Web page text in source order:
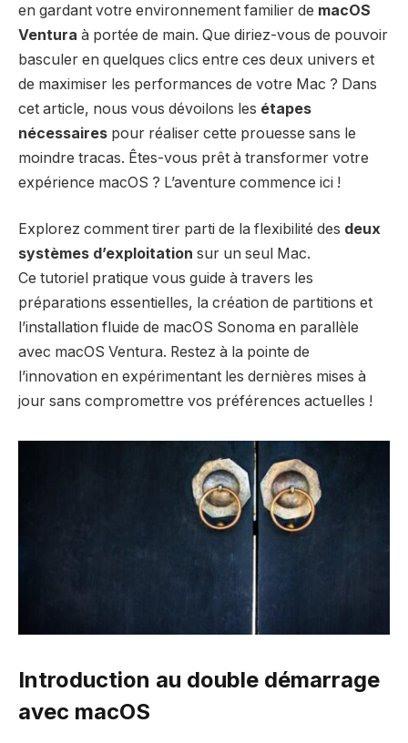
en gardant votre environnement familier de macOS
Ventura à portée de main. Que diriez-vous de pouvoir
basculer en quelques clics entre ces deux univers et
de maximiser les performances de votre Mac ? Dans
cet article, nous vous dévoilons les étapes
nécessaires pour réaliser cette prouesse sans le
moindre tracas. Êtes-vous prêt à transformer votre
expérience macOS ? L’aventure commence ici !
Explorez comment tirer parti de la flexibilité des deux
systèmes d’exploitation sur un seul Mac.
Ce tutoriel pratique vous guide à travers les
préparations essentielles, la création de partitions et
l’installation fluide de macOS Sonoma en parallèle
avec macOS Ventura. Restez à la pointe de
l’innovation en expérimentant les dernières mises à
jour sans compromettre vos préférences actuelles !
Introduction au double démarrage
avec macOS